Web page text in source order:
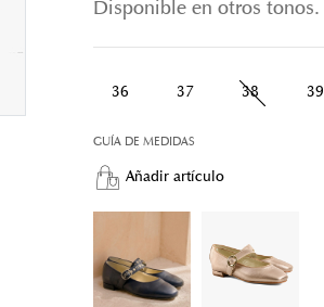
Disponible en otros tonos.
36 37 38 39
GUÍA DE MEDIDAS
Añadir artículo